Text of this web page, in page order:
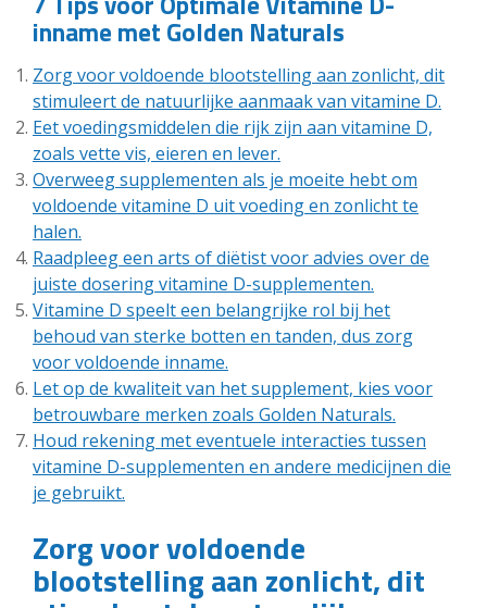
inname met Golden Naturals
Zorg voor voldoende blootstelling aan zonlicht, dit
stimuleert de natuurlijke aanmaak van vitamine D.
Eet voedingsmiddelen die rijk zijn aan vitamine D,
zoals vette vis, eieren en lever.
Overweeg supplementen als je moeite hebt om
voldoende vitamine D uit voeding en zonlicht te
halen.
Raadpleeg een arts of diëtist voor advies over de
juiste dosering vitamine D-supplementen.
Vitamine D speelt een belangrijke rol bij het
behoud van sterke botten en tanden, dus zorg
voor voldoende inname.
Let op de kwaliteit van het supplement, kies voor
betrouwbare merken zoals Golden Naturals.
Houd rekening met eventuele interacties tussen
vitamine D-supplementen en andere medicijnen die
je gebruikt.
Zorg voor voldoende
blootstelling aan zonlicht, dit